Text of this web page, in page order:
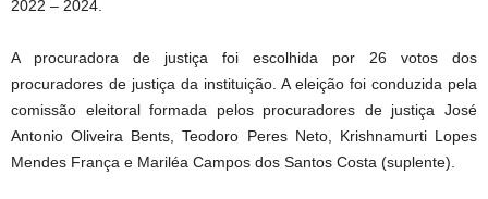
2022 – 2024.
A procuradora de justiça foi escolhida por 26 votos dos
procuradores de justiça da instituição. A eleição foi conduzida pela
comissão eleitoral formada pelos procuradores de justiça José
Antonio Oliveira Bents, Teodoro Peres Neto, Krishnamurti Lopes
Mendes França e Mariléa Campos dos Santos Costa (suplente).